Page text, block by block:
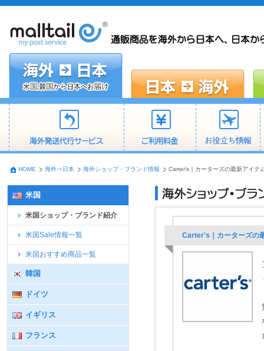
HOME 海外⇒日本 海外ショップ・ブランド情報 Carter's｜カーターズの最新アイテ
米国
米国ショップ・ブランド紹介
米国Sale情報一覧
米国おすすめ商品一覧
韓国
ドイツ
イギリス
フランス
Carter's｜カーターズの